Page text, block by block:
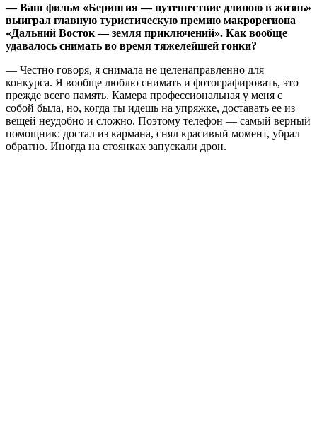
— Ваш фильм «Берингия — путешествие длиною в жизнь»
выиграл главную туристическую премию макрорегиона
«Дальний Восток — земля приключений». Как вообще
удавалось снимать во время тяжелейшей гонки?
— Честно говоря, я снимала не целенаправленно для
конкурса. Я вообще люблю снимать и фотографировать, это
прежде всего память. Камера профессиональная у меня с
собой была, но, когда ты идешь на упряжке, доставать ее из
вещей неудобно и сложно. Поэтому телефон — самый верный
помощник: достал из кармана, снял красивый момент, убрал
обратно. Иногда на стоянках запускали дрон.